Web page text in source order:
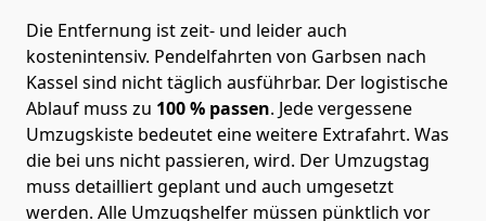
Die Entfernung ist zeit- und leider auch
kostenintensiv. Pendelfahrten von Garbsen nach
Kassel sind nicht täglich ausführbar. Der logistische
Ablauf muss zu 100 % passen. Jede vergessene
Umzugskiste bedeutet eine weitere Extrafahrt. Was
die bei uns nicht passieren, wird. Der Umzugstag
muss detailliert geplant und auch umgesetzt
werden. Alle Umzugshelfer müssen pünktlich vor